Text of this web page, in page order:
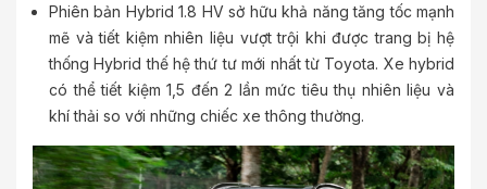
Phiên bản Hybrid 1.8 HV sở hữu khả năng tăng tốc mạnh
mẽ và tiết kiệm nhiên liệu vượt trội khi được trang bị hệ
thống Hybrid thế hệ thứ tư mới nhất từ Toyota. Xe hybrid
có thể tiết kiệm 1,5 đến 2 lần mức tiêu thụ nhiên liệu và
khí thải so với những chiếc xe thông thường.